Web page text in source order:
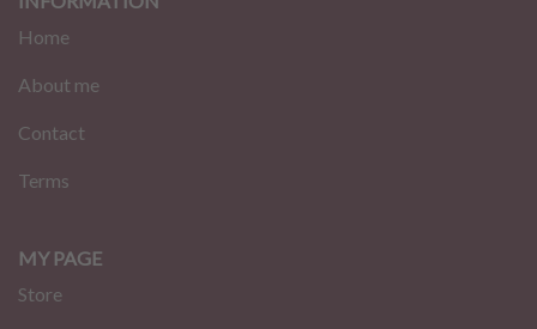
Home
About me
Contact
Terms
MY PAGE
Store